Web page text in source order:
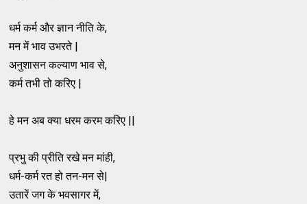
धर्म कर्म और ज्ञान नीति के,
मन में भाव उभरते |
अनुशासन कल्याण भाव से,
कर्म तभी तो करिए |
हे मन अब क्या धरम करम करिए ||
प्रभु की प्रीति रखे मन मांही,
धर्म-कर्म रत हो तन-मन से|
उतारें जग के भवसागर में,